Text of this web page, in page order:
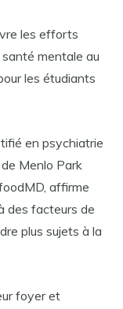
les efforts
mentale au
les étudiants
en psychiatrie
Menlo Park
affirme
des facteurs de
plus sujets à la
foyer et